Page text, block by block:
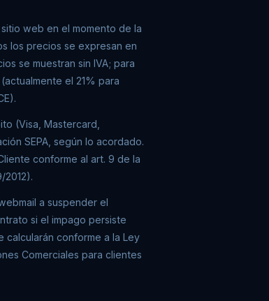
web en el momento de la
los precios se expresan en
se muestran sin IVA; para
el 21% para
(Visa, Mastercard,
SEPA, según lo acordado.
conforme al art. 9 de la
2012).
a suspender el
si el impago persiste
calcularán conforme a la Ley
Comerciales para clientes